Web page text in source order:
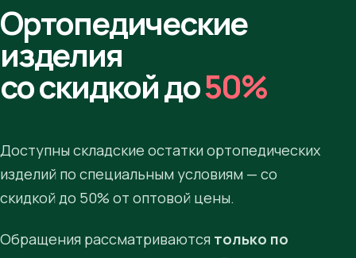
Ортопедические
изделия
со скидкой до50%
Доступны складские остатки ортопедических
изделий по специальным условиям — со
скидкой до 50% от оптовой цены.
Обращения рассматриваются только по